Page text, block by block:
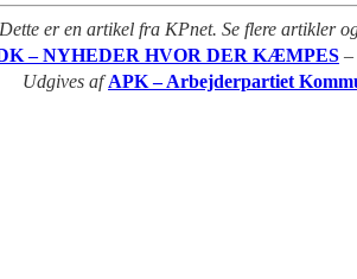
Dette er en artikel fra KPnet. Se flere artikler
– NYHEDER HVOR DER KÆMPES –
Udgives afAPK – Arbejderpartiet